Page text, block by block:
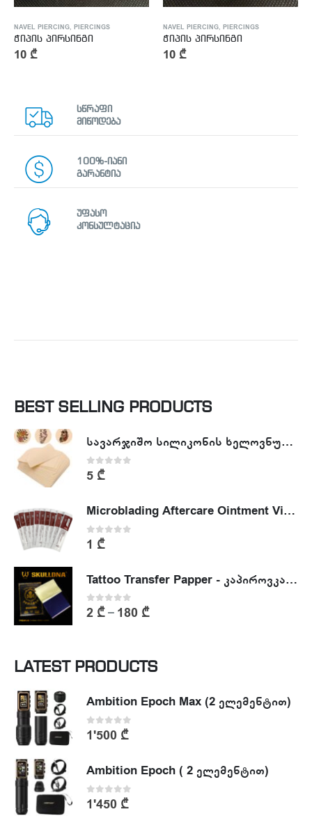
NAVEL PIERCING, PIERCINGS
ჭიპის პირსინგი
10 ₾
NAVEL PIERCING, PIERCINGS
ჭიპის პირსინგი
10 ₾
სწრაფი
მიწოდება
100%-იანი
გარანტია
უფასო
კონსულტაცია
BEST SELLING PRODUCTS
სავარჯიშო სილიკონის ხელოვნური კანი - Tattoo Practike skin
0out of 5
5 ₾
Microblading Aftercare Ointment Vitamin A&D
0 out of 5
1 ₾
Tattoo Transfer Papper - კაპიროვკა - ტატუს ესკიზის კოპირების ქაღალდი
0out of 5
2 ₾– 180 ₾
LATEST PRODUCTS
Ambition Epoch Max (2 ელემენტით)
0out of 5
1'500 ₾
Ambition Epoch ( 2 ელემენტით)
0out of 5
1'450 ₾